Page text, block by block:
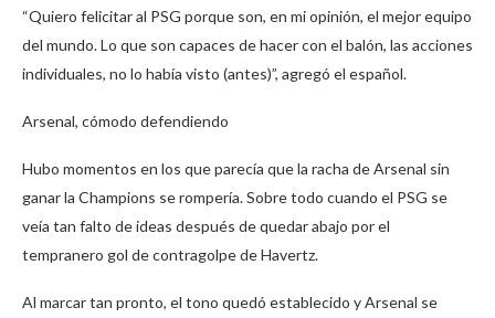
“Quiero felicitar al PSG porque son, en mi opinión, el mejor equipo
del mundo. Lo que son capaces de hacer con el balón, las acciones
individuales, no lo había visto (antes)”, agregó el español.
Arsenal, cómodo defendiendo
Hubo momentos en los que parecía que la racha de Arsenal sin
ganar la Champions se rompería. Sobre todo cuando el PSG se
veía tan falto de ideas después de quedar abajo por el
tempranero gol de contragolpe de Havertz.
Al marcar tan pronto, el tono quedó establecido y Arsenal se